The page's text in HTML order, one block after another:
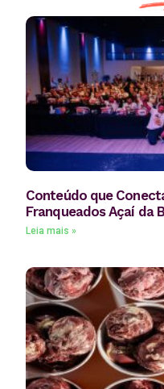
Conteúdo que
Franqueados Açaí da
Leia mais »